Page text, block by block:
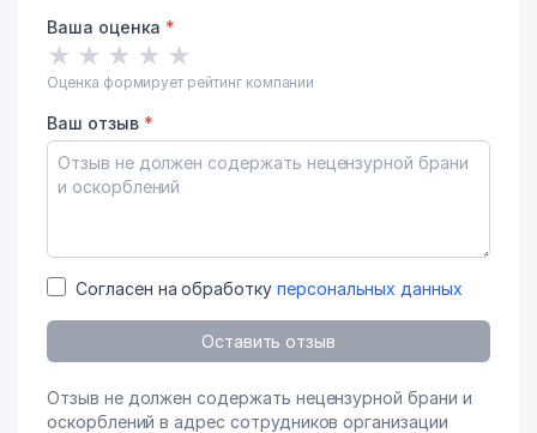
Ваша оценка *
★ ★ ★ ★ ★
Оценка формирует рейтинг компании
Ваш отзыв *
Согласен на обработку персональных данных
Оставить отзыв
Отзыв не должен содержать нецензурной брани и
оскорблений в адрес сотрудников организации